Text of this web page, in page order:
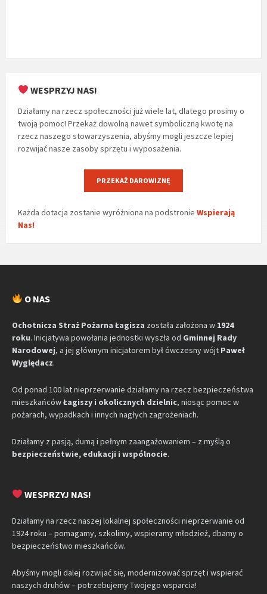
WESPRZYJ NAS!
Działamy na rzecz społeczności już wiele lat, dlatego prosimy o
twoją pomoc! Przekaż dowolną nawet symboliczną kwotę na
rzecz naszego stowarzyszenia, abyśmy mogli jeszcze lepiej
rozwijać nasze zasoby sprzętu i wyposażenia.
PRZEKAŻ DAROWIZNĘ
Każda dotacja zostanie wyróżniona na podstronie Wspierają
Nas!
O NAS
Ochotnicza Straż Pożarna Łagisza została założona w 1924
roku. Inicjatywa powołania jednostki wyszła od Gminnej Rady
Narodowej, a jej głównym inicjatorem był ówczesny wójt Paweł
Wyględacz.
Od ponad 100 lat nieprzerwanie działamy na rzecz bezpieczeństwa
mieszkańcówŁagiszy i okolicznych dzielnic, niosąc pomoc w
pożarach, wypadkach i innych nagłych zagrożeniach.
Działamy z pasją, dumą i pełnym zaangażowaniem – z myślą o
bezpieczeństwie, edukacji i wspólnocie.
WESPRZYJ NAS!
Działamy na rzecz naszej lokalnej społeczności nieprzerwanie od
1924 roku – pomagamy, szkolimy, wspieramy młodzież, dbamy o
bezpieczeństwo mieszkańców.
Abyśmy mogli dalej rozwijać się, modernizować sprzęt i wspierać
naszych druhów – potrzebujemy Twojego wsparcia!